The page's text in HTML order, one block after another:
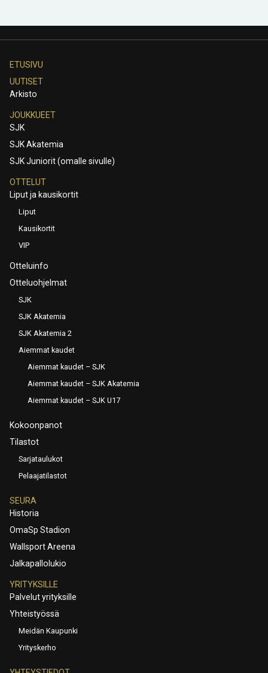
ETUSIVU
UUTISET
Arkisto
JOUKKUEET
SJK
SJK Akatemia
SJK Juniorit (omalle sivulle)
OTTELUT
Liput ja kausikortit
Liput
Kausikortit
VIP
Otteluinfo
Otteluohjelmat
SJK
SJK Akatemia
SJK Akatemia 2
Aiemmat kaudet
Aiemmat kaudet – SJK
Aiemmat kaudet – SJK Akatemia
Aiemmat kaudet – SJK U17
Kokoonpanot
Tilastot
Sarjataulukot
Pelaajatilastot
SEURA
Historia
OmaSp Stadion
Wallsport Areena
Jalkapallolukio
YRITYKSILLE
Palvelut yrityksille
Yhteistyössä
Meidän Kaupunki
Yrityskerho